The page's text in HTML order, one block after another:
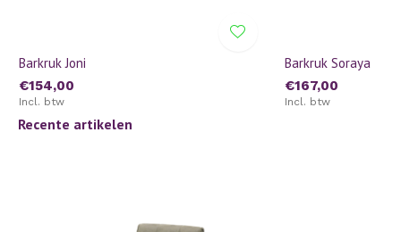
Barkruk Joni
€154,00
Incl. btw
Barkruk Soraya
€167,00
Incl. btw
Recente artikelen